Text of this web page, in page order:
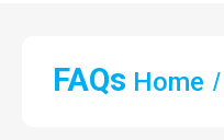
FAQs Home